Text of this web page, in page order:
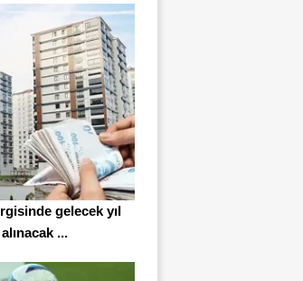
gelecek yıl
...